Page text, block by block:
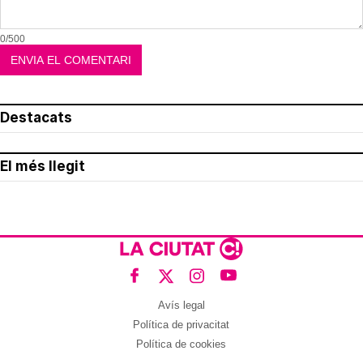
0/500
Destacats
El més llegit
Avís legal
Política de privacitat
Política de cookies